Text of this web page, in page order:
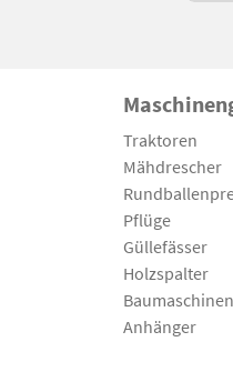
Traktoren
Mähdrescher
Pflüge
Güllefässer
Holzspalter
Baumaschinen
Anhänger